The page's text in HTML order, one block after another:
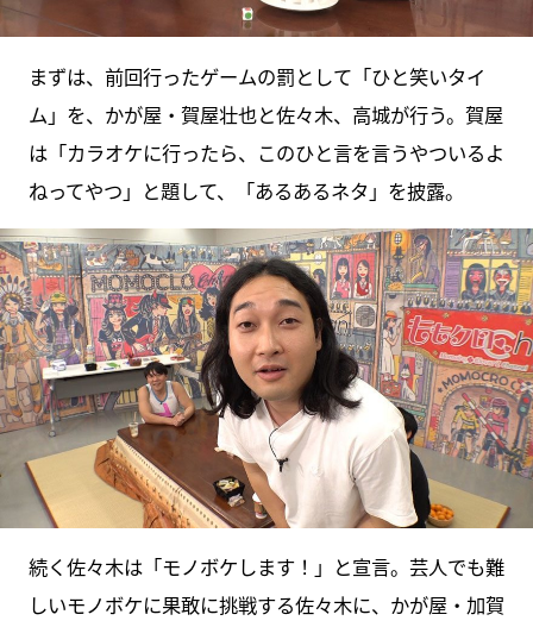
まずは、前回行ったゲームの罰として「ひと笑いタイ
ム」を、かが屋・賀屋壮也と佐々木、高城が行う。賀屋
は「カラオケに行ったら、このひと言を言うやついるよ
ねってやつ」と題して、「あるあるネタ」を披露。
続く佐々木は「モノボケします！」と宣言。芸人でも難
しいモノボケに果敢に挑戦する佐々木に、かが屋・加賀